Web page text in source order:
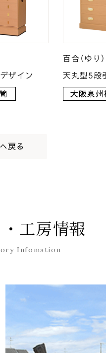
ザイン
百合（ゆり）
天丸型5段
大阪泉州
戻る
工房情報
Infomation